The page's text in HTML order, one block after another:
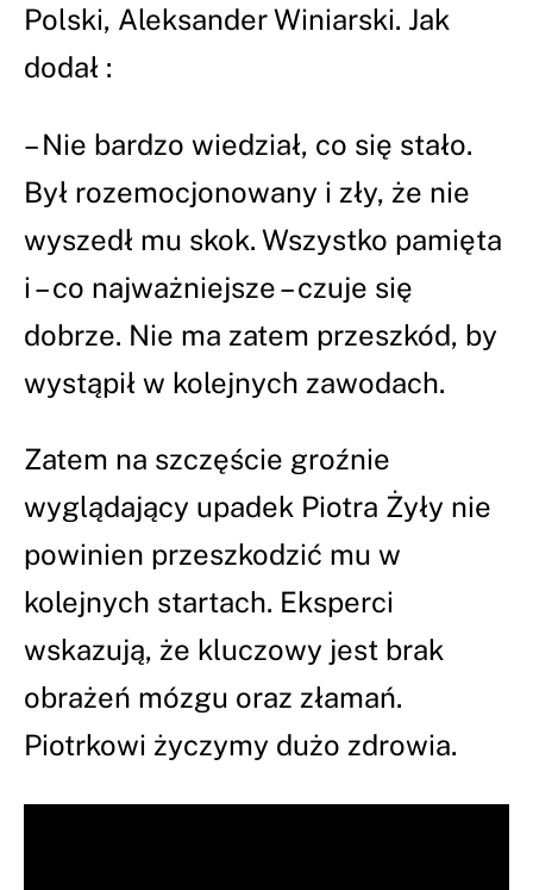
Polski, Aleksander Winiarski. Jak
dodał :
– Nie bardzo wiedział, co się stało.
Był rozemocjonowany i zły, że nie
wyszedł mu skok. Wszystko pamięta
i – co najważniejsze – czuje się
dobrze. Nie ma zatem przeszkód, by
wystąpił w kolejnych zawodach.
Zatem na szczęście groźnie
wyglądający upadek Piotra Żyły nie
powinien przeszkodzić mu w
kolejnych startach. Eksperci
wskazują, że kluczowy jest brak
obrażeń mózgu oraz złamań.
Piotrkowi życzymy dużo zdrowia.